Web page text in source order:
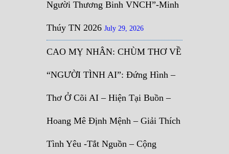
Người Thương Binh VNCH”-Minh
Thúy TN 2026 July 29, 2026
CAO MỴ NHÂN: CHÙM THƠ VỀ
“NGƯỜI TÌNH AI”: Đứng Hình –
Thơ Ở Cõi AI – Hiện Tại Buồn –
Hoang Mê Định Mệnh – Giải Thích
Tình Yêu -Tắt Nguồn – Cộng